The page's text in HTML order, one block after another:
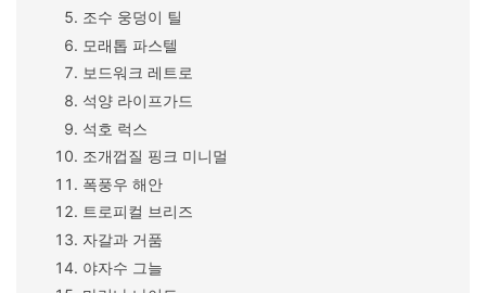
조수 웅덩이 틸
모래톱 파스텔
보드워크 레트로
석양 라이프가드
석호 럭스
조개껍질 핑크 미니멀
폭풍우 해안
트로피컬 브리즈
자갈과 거품
야자수 그늘